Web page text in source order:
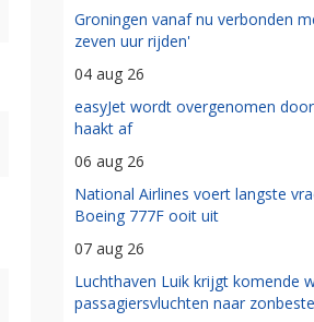
Groningen vanaf nu verbonden
zeven uur rijden'
04 aug 26
easyJet wordt overgenomen
haakt af
06 aug 26
National Airlines voert langste
Boeing 777F ooit uit
07 aug 26
Luchthaven Luik krijgt komende
passagiersvluchten naar